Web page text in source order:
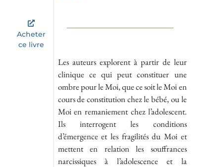
Acheter
ce livre
Les auteurs explorent à partir de leur
clinique ce qui peut constituer une
ombre pour le Moi, que ce soit le Moi en
cours de constitution chez le bébé, ou le
Moi en remaniement chez l’adolescent.
Ils interrogent les conditions
d’émergence et les fragilités du Moi et
mettent en relation les souffrances
narcissiques à l’adolescence et la